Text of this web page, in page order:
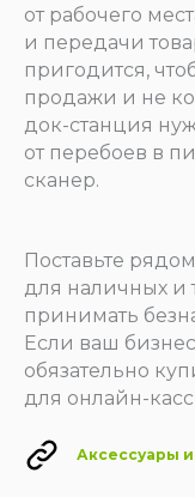
от рабочего
и передачи
пригодится,
продажи и не
док-станция
от перебоев в
сканер.
Поставьте
для наличных и
принимать
Если ваш
обязательно
для онлайн-
Аксессуары